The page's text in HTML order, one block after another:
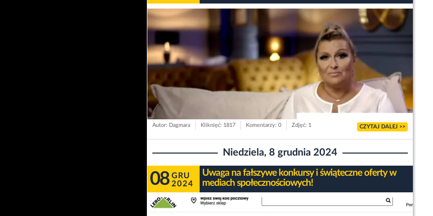
Autor: Dagmara Kliknięć: 1817 Komentarzy: 0 Zdjęć: 1 CZYTAJ DALEJ >>
Niedziela, 8 grudnia 2024
08 GRU
2024
Uwaga na fałszywe konkursy i świąteczne oferty w
mediach społecznościowych!